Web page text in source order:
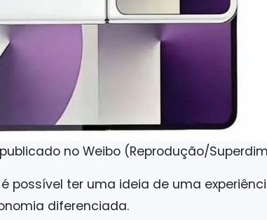
no Weibo (Reprodução/
possível ter uma ideia de uma
diferenciada.